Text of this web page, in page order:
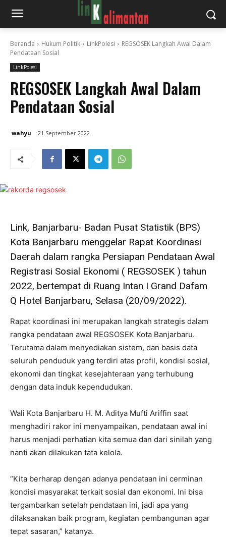
Beranda Hukum Politik LinkPolesi
REGSOSEK Langkah Awal Dalam
Pendataan Sosial
LinkPolesi
REGSOSEK Langkah Awal Dalam
Pendataan Sosial
wahyu 21 September 2022
Link, Banjarbaru- Badan Pusat Statistik (BPS)
Kota Banjarbaru menggelar Rapat Koordinasi
Daerah dalam rangka Persiapan Pendataan Awal
Registrasi Sosial Ekonomi ( REGSOSEK ) tahun
2022, bertempat di Ruang Intan I Grand Dafam
Q Hotel Banjarbaru, Selasa (20/09/2022).
Rapat koordinasi ini merupakan langkah strategis dalam
rangka pendataan awal REGSOSEK Kota Banjarbaru.
Terutama dalam menyediakan sistem, dan basis data
seluruh penduduk yang terdiri atas profil, kondisi sosial,
ekonomi dan tingkat kesejahteraan yang terhubung
dengan data induk kependudukan.
Wali Kota Banjarbaru H. M. Aditya Mufti Ariffin saat
menghadiri rakor ini menyampaikan, pendataan awal ini
harus menjadi perhatian kita semua dan dari sinilah yang
nanti akan dilakukan tata kelola.
“Kita berharap dengan adanya pendataan ini cerminan
kondisi masyarakat terkait sosial dan ekonomi. Ini bisa
tergambarkan setelah pendataan ini, jadi apa yang
dilaksanakan baik program, kegiatan pembangunan agar
tepat sasaran,” katanya.